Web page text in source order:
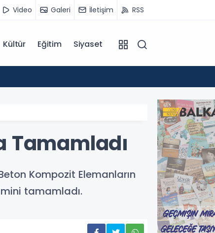
Video Galeri İletişim RSS
Kültür Eğitim Siyaset
Tamamladı
Kompozit Elemanların
tamamladı.